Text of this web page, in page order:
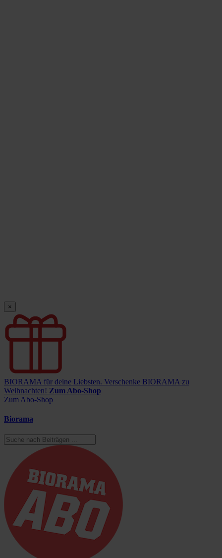
×
BIORAMA für deine Liebsten. Verschenke BIORAMA zu
Weihnachten! Zum Abo-Shop
Zum Abo-Shop
Biorama